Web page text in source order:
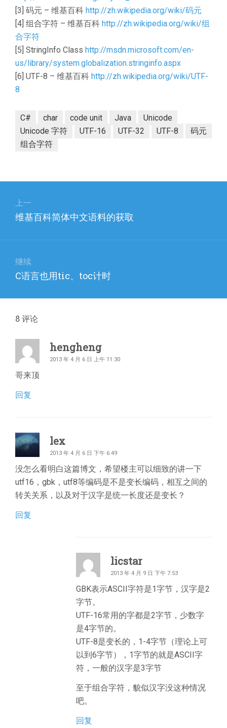
[3] 码元 – 维基百科 http://zh.wikipedia.org/wiki/码元
[4] 组合字符 – 维基百科 http://zh.wikipedia.org/wiki/组
合字符
[5] StringInfo Class http://msdn.microsoft.com/en-
us/library/system.globalization.stringinfo.aspx
[6] UTF-8 – 维基百科 http://zh.wikipedia.org/wiki/UTF-
8
C# char code unit Java
Unicode
Unicode 字符
UTF-16 UTF-32 UTF-8
码元
组合字符
上一
上
维基百科简体中文语料的获取
继续
下
文
章：
C语言也用tic、toc计时
8评论
hengheng
2013 年 4 月 6 日 上午 11:30
哥来顶
回复
lex
2013 年 4 月 6 日 下午 6:49
没怎么看明白这篇博文，希望楼主可以细致的讲一下
utf16，gbk，utf8等编码是不是变长编码，相互之间的
转关关系，以及对于汉字是统一长度还是变长？
回复
licstar
2013 年 4 月 9 日 下午 7:53
GBK表示ASCII字符是1字节，汉字是2
字节。
UTF-16常用的字都是2字节，少数字
是4字节的。
UTF-8是变长的，1-4字节（理论上可
以到6字节），1字节的就是ASCII字
符，一般的汉字是3字节
至于组合字符，貌似汉字没这种情况
吧。
回复